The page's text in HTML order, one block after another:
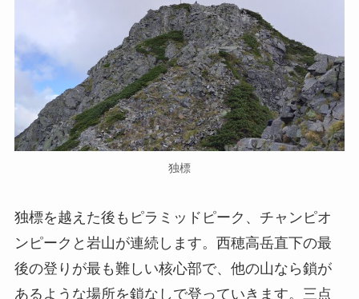
独標
独標を越えた後もピラミッドピーク、チャンピオ
ンピークと岩山が連続します。西穂高岳直下の最
後の登りが最も難しい核心部で、他の山なら鎖が
あるような場所を鎖なしで登っていきます。三点